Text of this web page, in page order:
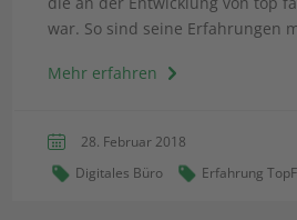
war. So sind seine Erfahrungen
Mehr erfahren
28. Februar 2018
Digitales Büro
Erfahrung